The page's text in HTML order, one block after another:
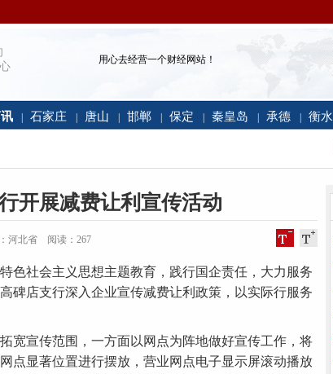
用心去经营一个财经网站！
石家庄 唐山 邯郸 保定 秦皇岛 承德 衡水
开展减费让利宣传活动
河北省 阅读： 267
社会主义思想主题教育，践行国企责任，大力服务
碑店支行深入企业宣传减费让利政策，以实际行服务
宣传范围，一方面以网点为阵地做好宣传工作，将
点显著位置进行摆放，营业网点电子显示屏滚动播放